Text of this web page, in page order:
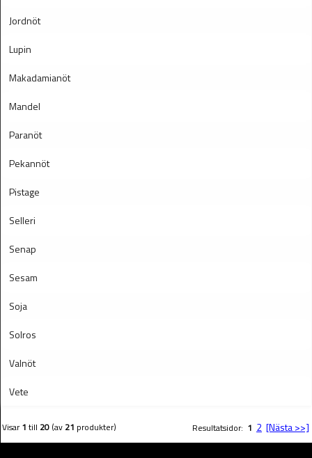
Jordnöt
Lupin
Makadamianöt
Mandel
Paranöt
Pekannöt
Pistage
Selleri
Senap
Sesam
Soja
Solros
Valnöt
Vete
Visar1 till 20 (av 21 produkter) Resultatsidor: 1 2 [Nästa >>]